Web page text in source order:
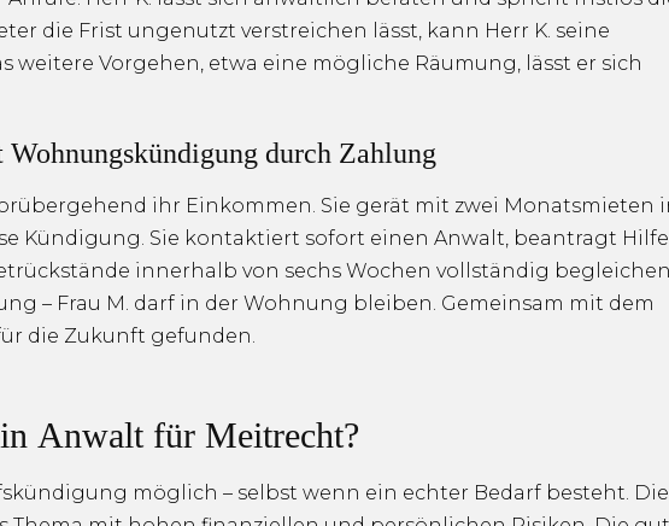
die Frist ungenutzt verstreichen lässt, kann Herr K. seine
weitere Vorgehen, etwa eine mögliche Räumung, lässt er sich
durch Zahlung
ihr Einkommen. Sie gerät mit zwei Monatsmieten
Kündigung. Sie kontaktiert sofort einen Anwalt, beantragt Hilfe
innerhalb von sechs Wochen vollständig
– Frau M. darf in der Wohnung bleiben. Gemeinsam mit dem
die Zukunft gefunden.
Anwalt für Meitrecht?
möglich – selbst wenn ein echter Bedarf besteht. Die